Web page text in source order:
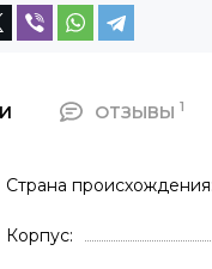
ОТЗЫВЫ 1
Страна происхождения
Корпус